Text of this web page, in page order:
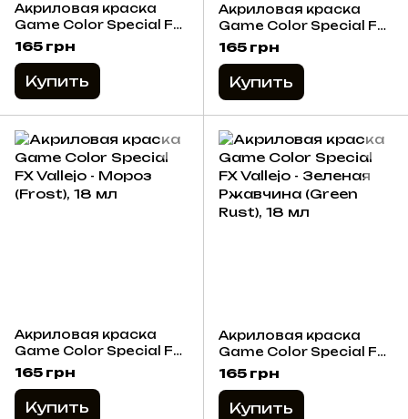
Акриловая краска
Game Color Special FX
Vallejo - Густая Кровь
(Thick Blood), 18 мл
165 грн
Купить
Акриловая краска
Game Color Special FX
Vallejo -
Демоническая Кровь
(Demon Blood), 18 мл
165 грн
Купить
Акриловая краска
Game Color Special FX
Vallejo - Мороз (Frost),
165 грн
Купить
Акриловая краска
Game Color Special FX
Vallejo - Зеленая
Ржавчина (Green
Rust), 18 мл
165 грн
Купить